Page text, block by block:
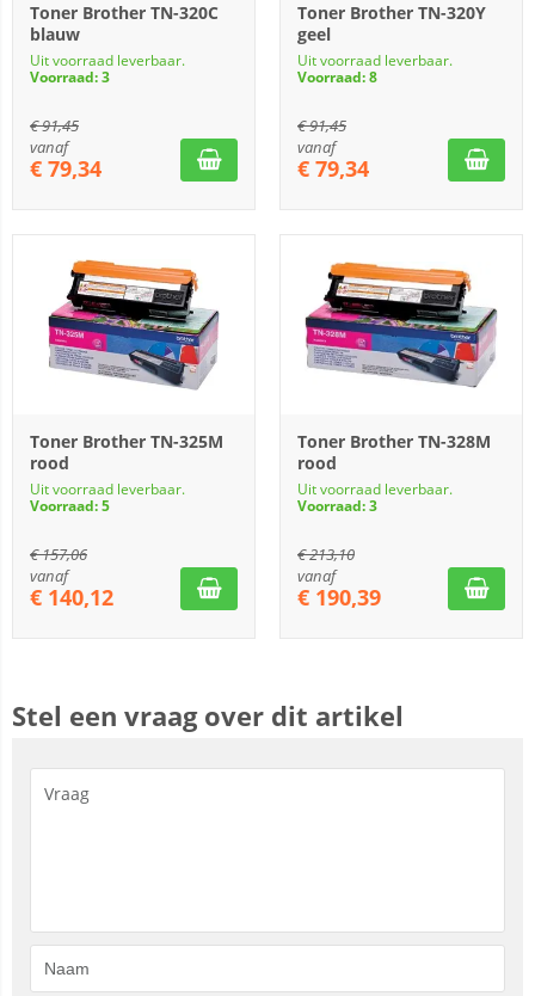
Toner Brother TN-320C
blauw
Uit voorraad leverbaar.
Voorraad: 3
€91,45
vanaf
€ 79,34
Toner Brother TN-320Y
geel
Uit voorraad leverbaar.
Voorraad: 8
€91,45
vanaf
€ 79,34
Toner Brother TN-325M
rood
Uit voorraad leverbaar.
Voorraad: 5
€157,06
vanaf
€ 140,12
Toner Brother TN-328M
rood
Uit voorraad leverbaar.
Voorraad: 3
€213,10
vanaf
€ 190,39
Stel een vraag over dit artikel